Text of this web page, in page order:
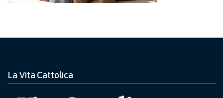
La Vita Cattolica